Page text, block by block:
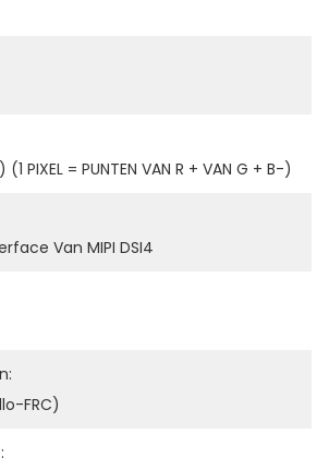
PIXEL = PUNTEN VAN R + VAN G + B-)
Van MIPI DSI4
FRC)